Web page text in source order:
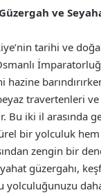
ve
tarihi ve
travertenleri
Bu iki il arasında
bir yolculuk
zengin bir
güzergahı,
yolculuğunuzu